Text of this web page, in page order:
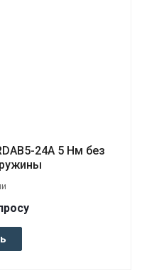
24A 5 Нм без